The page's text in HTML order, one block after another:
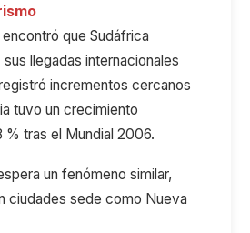
encontró que Sudáfrica
sus llegadas internacionales
incrementos cercanos
tuvo un crecimiento
% tras el Mundial 2006.
un fenómeno similar,
ciudades sede como Nueva